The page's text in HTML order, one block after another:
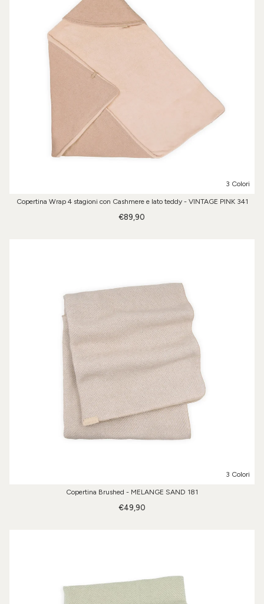
3 Colori
Copertina Wrap 4 stagioni con Cashmere e lato teddy - VINTAGE PINK 341
€89,90
3 Colori
Copertina Brushed - MELANGE SAND 181
€49,90